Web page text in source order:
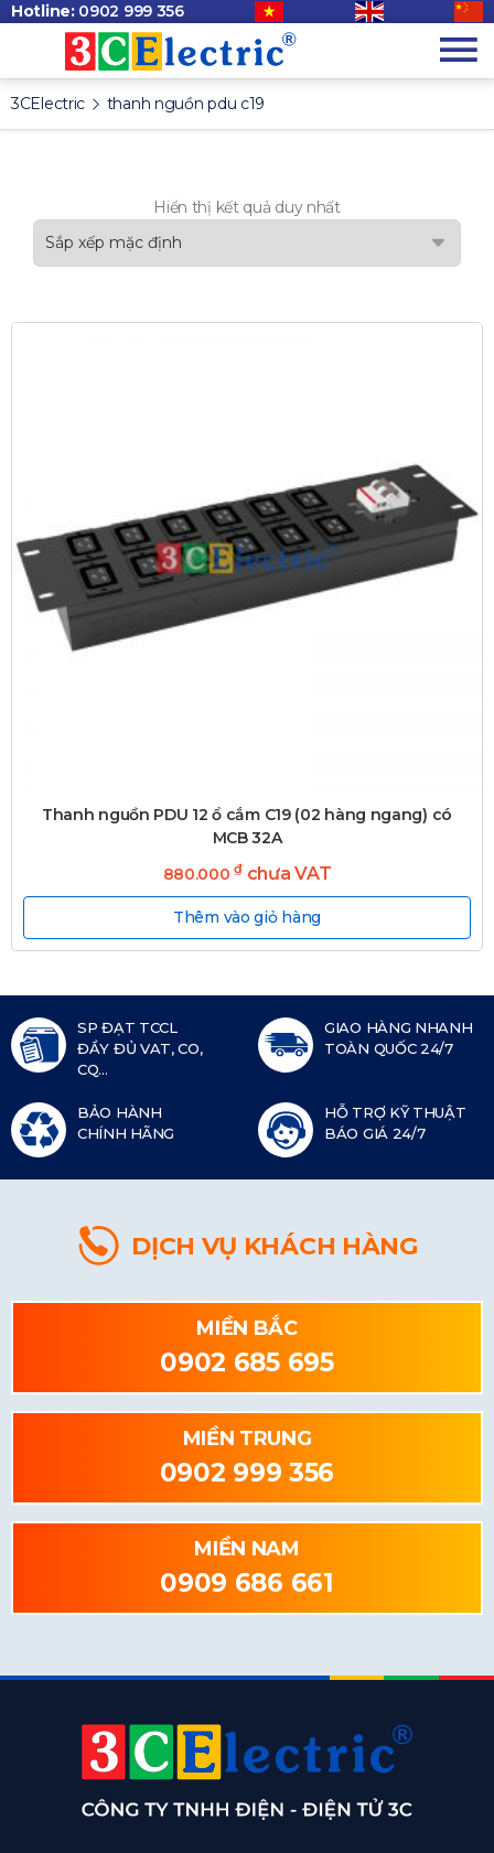
Hotline: 0902 999 356
3CElectric thanh nguồn pdu c19
Hiển thị kết quả duy nhất
Thanh nguồn PDU 12 ổ cắm C19 (02 hàng ngang) có
MCB 32A
880.000₫ chưa VAT
Thêm vào giỏ hàng
SP ĐẠT TCCL
ĐẦY ĐỦ VAT, CO,
CQ...
GIAO HÀNG NHANH
TOÀN QUỐC 24/7
BẢO HÀNH
CHÍNH HÃNG
HỖ TRỢ KỸ THUẬT
BÁO GIÁ 24/7
DỊCH VỤ KHÁCH HÀNG
MIỀN BẮC
0902 685 695
MIỀN TRUNG
0902 999 356
MIỀN NAM
0909 686 661